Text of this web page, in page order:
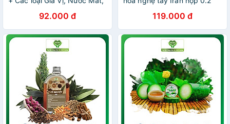
Hồng Hùng Tuấn. (tìm hiểu
thêm ở phần mô tả)
92.000 đ
super negin thượng hạng
(Tặng bình nước thủy tinh)
119.000 đ